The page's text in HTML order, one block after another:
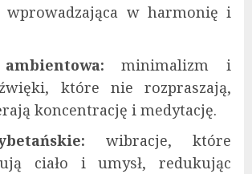
wprowadzająca w harmonię i
minimalizm i
które nie rozpraszają,
koncentrację i medytację.
wibracje, które
ciało i umysł, redukując